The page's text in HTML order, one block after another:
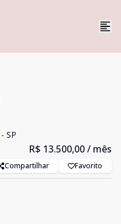
SP
R$ 13.500,00/ mês
Compartilhar Favorito